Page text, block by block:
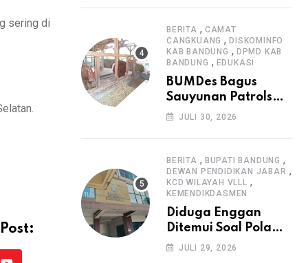
sering di
Masyarakat Sambut
Antusias
BERITA , CAMAT
CANGKUANG ,DISKOMINFO
KAB BANDUNG , DPMD KAB
BANDUNG , EDUKASI
BUMDes Bagus
Sauyunan Patrolsari
Alokasikan 20
untuk Ketahanan
Pangan Hewani dan
Nabati
JULI 30, 2026
BERITA , BUPATI BANDUNG ,
DEWAN PENDIDIKAN JABAR ,
KCD WILAYAH VLLL ,
KEMENDIKDASMEN
Diduga Enggan
Ditemui Soal Pola
SPMB, Kepsek SMAN
JULI 29, 2026